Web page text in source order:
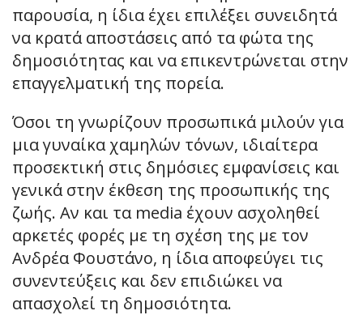
παρουσία, η ίδια έχει επιλέξει συνειδητά
να κρατά αποστάσεις από τα φώτα της
δημοσιότητας και να επικεντρώνεται στην
επαγγελματική της πορεία.
Όσοι τη γνωρίζουν προσωπικά μιλούν για
μια γυναίκα χαμηλών τόνων, ιδιαίτερα
προσεκτική στις δημόσιες εμφανίσεις και
γενικά στην έκθεση της προσωπικής της
ζωής. Αν και τα media έχουν ασχοληθεί
αρκετές φορές με τη σχέση της με τον
Ανδρέα Φουστάνο, η ίδια αποφεύγει τις
συνεντεύξεις και δεν επιδιώκει να
απασχολεί τη δημοσιότητα.